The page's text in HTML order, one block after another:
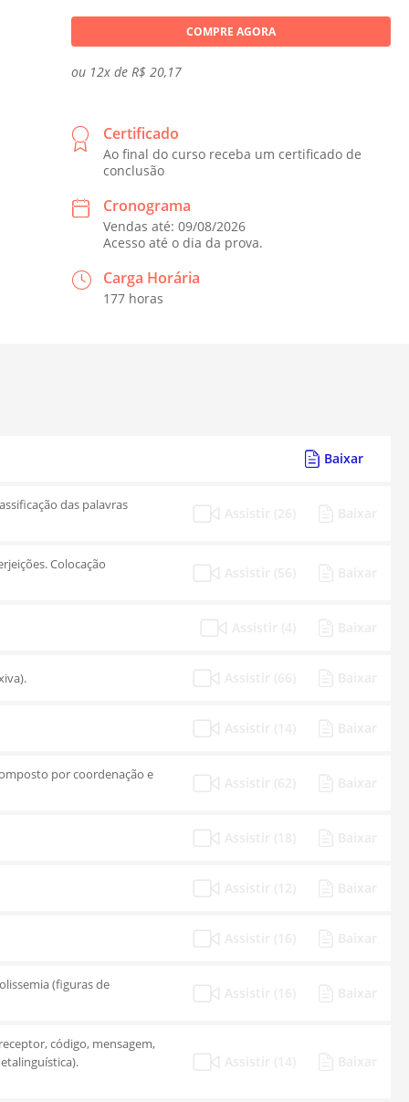
COMPRE AGORA
ou 12x de R$ 20,17
Certificado
Ao final do curso receba um certificado de
conclusão
Cronograma
Vendas até: 09/08/2026
Acesso até o dia da prova.
Carga Horária
177 horas
Baixar
das palavras
Colocação
por coordenação e
(figuras de
código, mensagem,